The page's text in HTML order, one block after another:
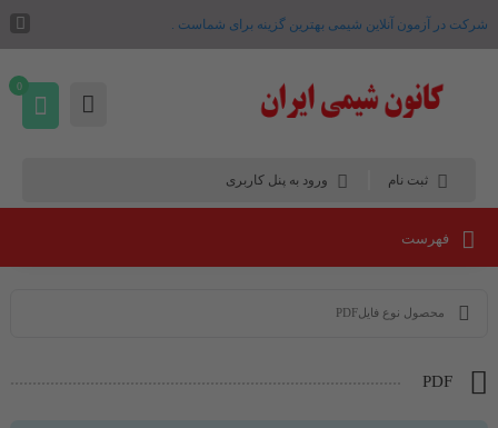
شرکت در آزمون آنلاین شیمی بهترین گزینه برای شماست .
ثبت نام ورود به پنل کاربری
0
فهرست
محصول نوع فایلPDF
PDF